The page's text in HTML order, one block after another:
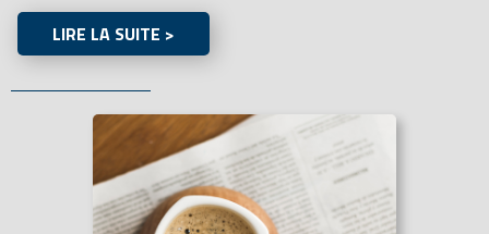
LIRE LA SUITE >